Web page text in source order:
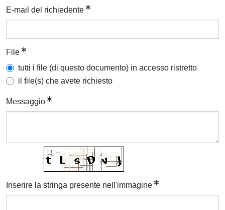
E-mail del richiedente
File
tutti i file (di questo documento) in accesso ristretto
il file(s) che avete richiesto
Messaggio
Inserire la stringa presente nell'immagine